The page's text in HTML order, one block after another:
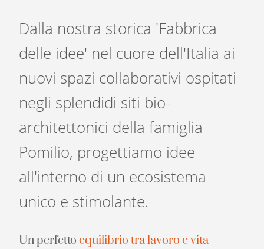
Dalla nostra storica 'Fabbrica
delle idee' nel cuore dell'Italia ai
nuovi spazi collaborativi ospitati
negli splendidi siti bio-
architettonici della famiglia
Pomilio, progettiamo idee
all'interno di un ecosistema
unico e stimolante.
Un perfettoequilibrio tra lavoro e vita